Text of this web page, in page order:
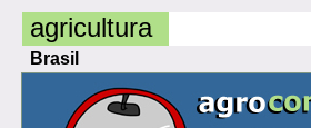
agricultura
Brasil